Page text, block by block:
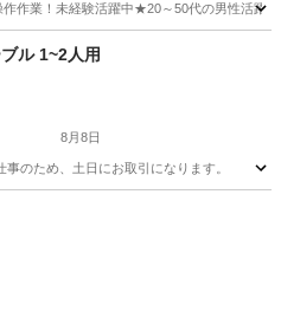
作作業！未経験活躍中★20～50代の男性活
折りたたみテーブル 1~2人用
8月8日
のため、土日にお取引になります。